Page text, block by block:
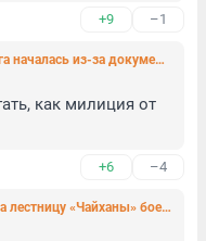
+9 –1
Погоня за мигрантами на юге Петербурга началась из-за документов. Два человека в больнице
как милиция от
+6 –4
В Петербурге неизвестный подложил на лестницу «Чайханы» боевую гранату